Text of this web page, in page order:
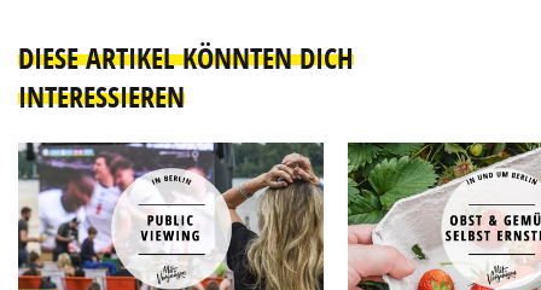
DIESE ARTIKEL KÖNNTEN DICH
INTERESSIEREN